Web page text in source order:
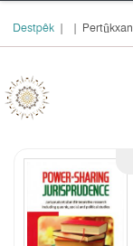
Destpêk | |